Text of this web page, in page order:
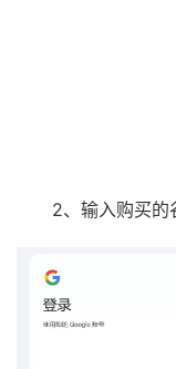
2、输入购买的